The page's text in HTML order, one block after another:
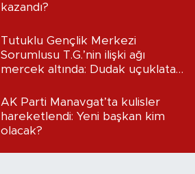
kazandı?
Tutuklu Gençlik Merkezi
Sorumlusu T.G.’nin ilişki ağı
mercek altında: Dudak uçuklatan
AK Parti Manavgat’ta kulisler
hareketlendi: Yeni başkan kim
olacak?